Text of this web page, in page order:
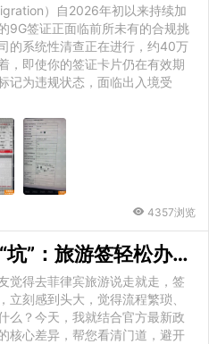
）自2026年初以来持续加
9G签证正面临前所未有的合规挑
的系统性清查正在进行，约40万
，即使你的签证卡片仍在有效期
记为违规状态，面临出入境受
4357浏览
避开菲律宾签证那些“坑”：旅游签轻松办，但工作签为何这么复杂？
觉得去菲律宾旅游说走就走，签
刻感到头大，觉得流程繁琐、
么？今天，我就结合官方最新政
核心差异，帮您看清门道，避开